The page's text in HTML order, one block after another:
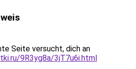
Seite versucht, dich an
9R3yg8a/3jT7u6i.html